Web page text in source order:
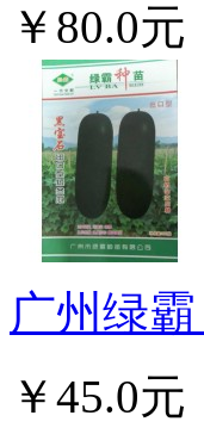
￥80.0元
广州绿
￥45.0元